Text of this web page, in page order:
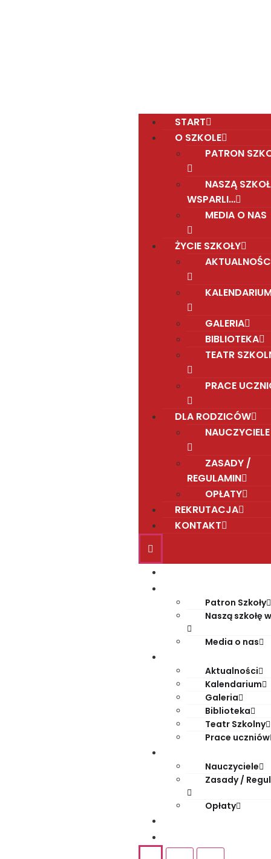
START
O SZKOLE
PATRON
NASZĄ
WSPARLI…
MEDIA O NAS
ŻYCIE SZKOŁY
GALERIA
BIBLIOTEKA
TEATR
PRACE
DLA RODZICÓW
NAUCZYCIELE
ZASADY /
REGULAMIN
OPŁATY
REKRUTACJA
KONTAKT
Patron Szkoły
Naszą szkołę
Media o nas
Aktualności
Kalendarium
Galeria
Biblioteka
Teatr Szkolny
Prace uczniów
Nauczyciele
Zasady /
Opłaty